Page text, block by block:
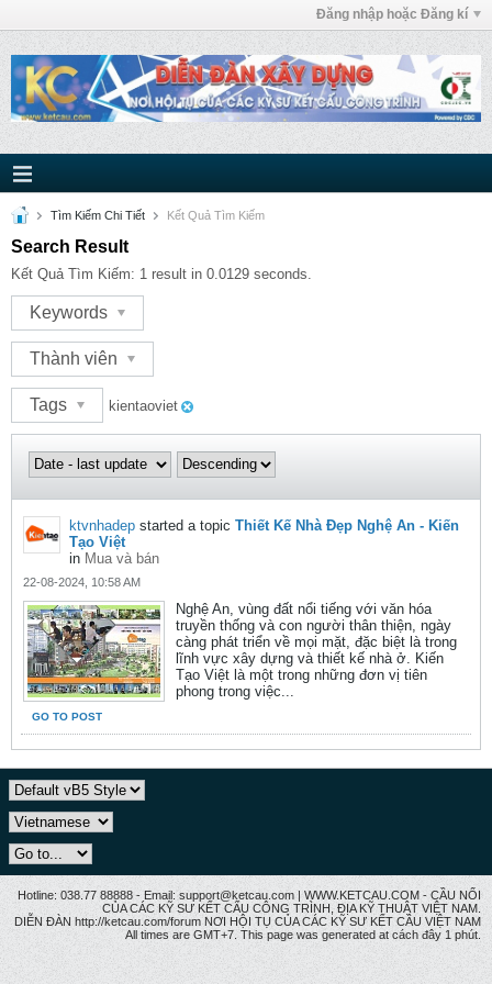
Đăng nhập hoặc Đăng kí
Tìm Kiếm Chi Tiết Kết Quả Tìm Kiếm
Search Result
Kết Quả Tìm Kiếm: 1 result in 0.0129 seconds.
Keywords
Thành viên
Tags kientaoviet
ktvnhadep started a topic Thiết Kế Nhà Đẹp Nghệ An - Kiến
Tạo Việt
in Mua và bán
22-08-2024, 10:58 AM
Nghệ An, vùng đất nổi tiếng với văn hóa
truyền thống và con người thân thiện, ngày
càng phát triển về mọi mặt, đặc biệt là trong
lĩnh vực xây dựng và thiết kế nhà ở. Kiến
Tạo Việt là một trong những đơn vị tiên
phong trong việc...
GO TO POST
Hotline: 038.77 88888 - Email: support@ketcau.com | WWW.KETCAU.COM - CẦU NỐI
CỦA CÁC KỸ SƯ KẾT CẤU CÔNG TRÌNH, ĐỊA KỸ THUẬT VIỆT NAM.
DIỄN ĐÀN http://ketcau.com/forum NƠI HỘI TỤ CỦA CÁC KỸ SƯ KẾT CÂU VIỆT NAM
All times are GMT+7. This page was generated at cách đây 1 phút.